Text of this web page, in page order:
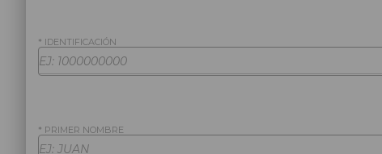
* IDENTIFICACIÓN
* PRIMER NOMBRE